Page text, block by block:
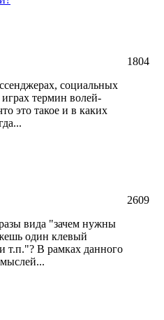
социальных
термин волей-
это такое и в каких
1804
вида "зачем нужны
один клевый
т.п."? В рамках данного
2609